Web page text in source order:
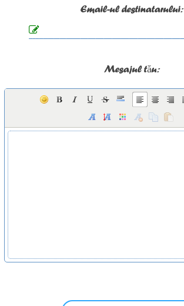
Email-ul destinatarului:
Mesajul tău: